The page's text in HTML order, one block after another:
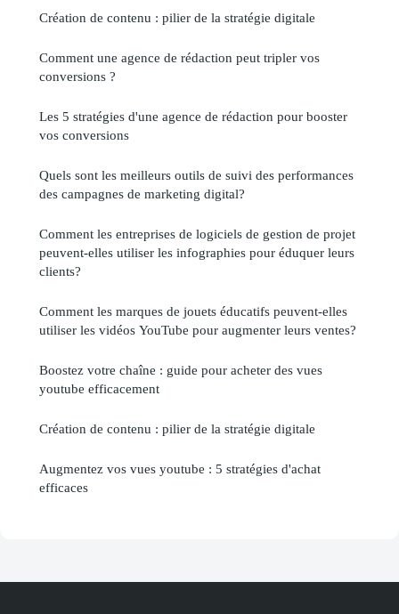
Création de contenu : pilier de la stratégie digitale
Comment une agence de rédaction peut tripler vos
conversions ?
Les 5 stratégies d'une agence de rédaction pour booster
vos conversions
Quels sont les meilleurs outils de suivi des performances
des campagnes de marketing digital?
Comment les entreprises de logiciels de gestion de projet
peuvent-elles utiliser les infographies pour éduquer leurs
clients?
Comment les marques de jouets éducatifs peuvent-elles
utiliser les vidéos YouTube pour augmenter leurs ventes?
Boostez votre chaîne : guide pour acheter des vues
youtube efficacement
Création de contenu : pilier de la stratégie digitale
Augmentez vos vues youtube : 5 stratégies d'achat
efficaces